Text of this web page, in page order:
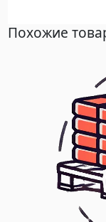
Похожие